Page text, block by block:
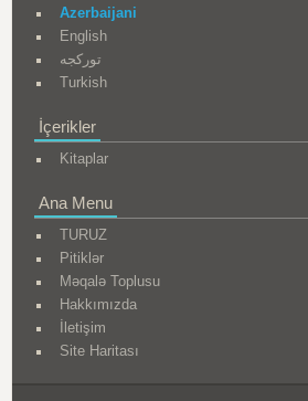
Azerbaijani
English
تورکجه
Turkish
İçerikler
Kitaplar
Ana Menu
TURUZ
Pitiklər
Məqalə Toplusu
Hakkımızda
İletişim
Site Haritası